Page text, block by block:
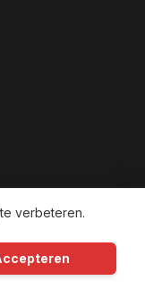
verbeteren.